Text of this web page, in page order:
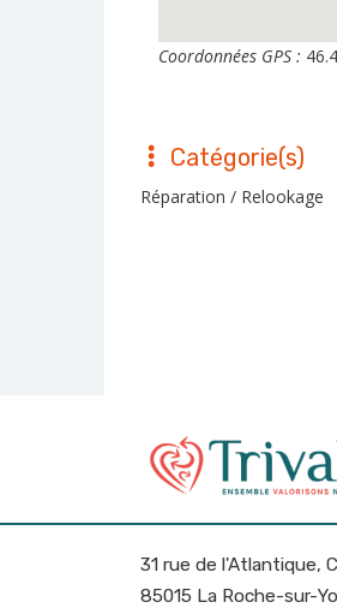
Coordonnées GPS :
Catégorie(s)
Réparation / Relookage
31 rue de l'Atlantique,
85015 La Roche-sur-